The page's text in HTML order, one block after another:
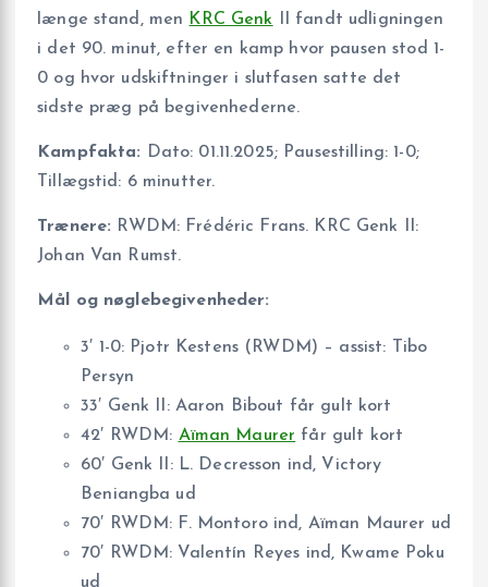
længe stand, men KRC Genk
II fandt udligningen
i det 90. minut, efter en kamp hvor pausen stod 1-
0 og hvor udskiftninger i slutfasen satte det
sidste præg på begivenhederne.
Kampfakta: Dato: 01.11.2025; Pausestilling: 1-0;
Tillægstid: 6 minutter.
Trænere: RWDM: Frédéric Frans. KRC Genk II:
Johan Van Rumst.
Mål og nøglebegivenheder:
3′ 1-0: Pjotr Kestens (RWDM) – assist: Tibo
Persyn
33′ Genk II: Aaron Bibout får gult kort
42′ RWDM: Aïman Maurer får gult kort
60′ Genk II: L. Decresson ind, Victory
Beniangba ud
70′ RWDM: F. Montoro ind, Aïman Maurer ud
70′ RWDM: Valentín Reyes ind, Kwame Poku
ud